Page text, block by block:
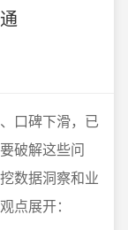
口碑下滑，已
破解这些问
数据洞察和业
点展开：